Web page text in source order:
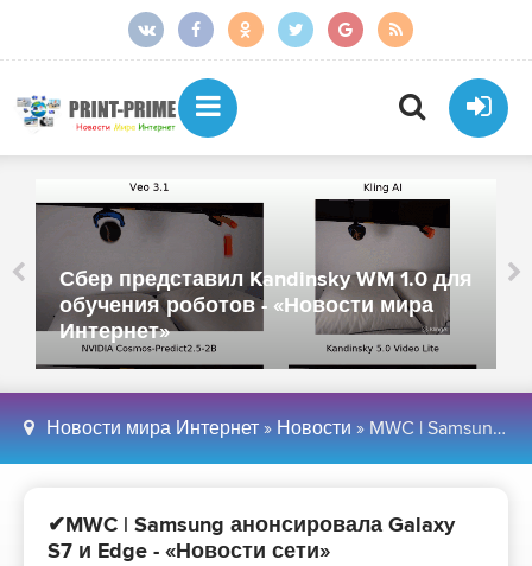
Сбер представил Kandinsky WM 1.0 для
обучения роботов - «Новости мира
Интернет»
Новости мира Интернет » Новости » MWC | Samsung анонсировала Galaxy S7 и Edge - «Новости сети»
✔MWC | Samsung анонсировала Galaxy
S7 и Edge - «Новости сети»